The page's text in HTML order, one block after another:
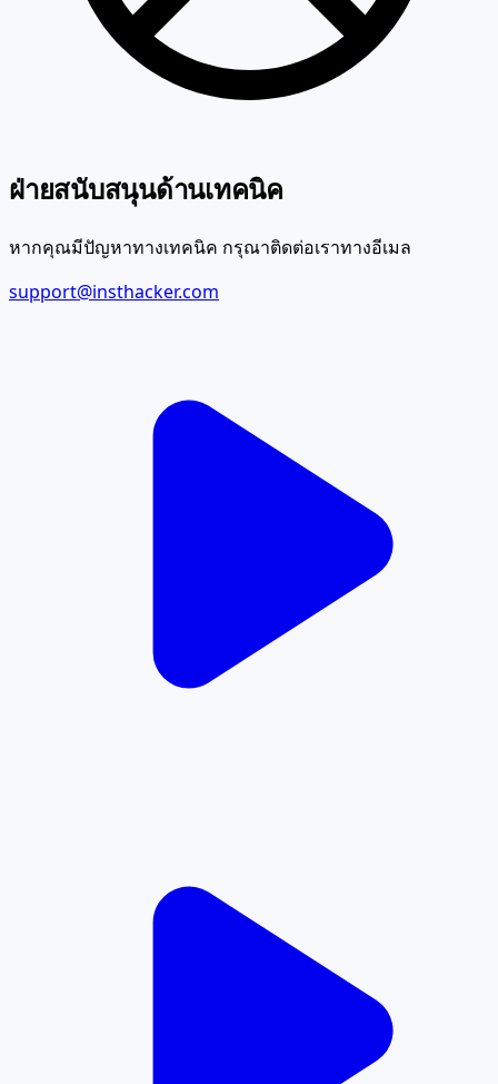
ฝ่ายสนับสนุนด้านเทคนิค
หากคุณมีปัญหาทางเทคนิค กรุณาติดต่อเราทางอีเมล
support@insthacker.com